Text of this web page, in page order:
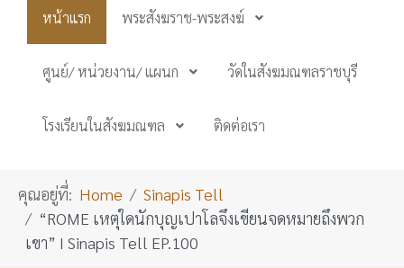
หน้าแรก พระสังฆราช-พระสงฆ์
ศูนย์/ หน่วยงาน/ แผนก วัดในสังฆมณฑลราชบุรี
โรงเรียนในสังฆมณฑล ติดต่อเรา
คุณอยู่ที่: Home
Sinapis Tell
“ROME เหตุใดนักบุญเปาโลจึงเขียนจดหมายถึงพวก
เขา” I Sinapis Tell EP.100